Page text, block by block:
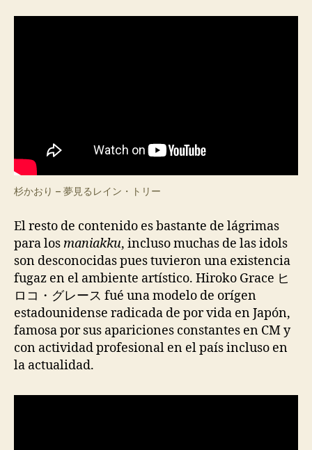
杉かおり – 夢見るレイン・トリー
El resto de contenido es bastante de lágrimas
para losmaniakku, incluso muchas de las idols
son desconocidas pues tuvieron una existencia
fugaz en el ambiente artístico. Hiroko Grace ヒ
ロコ・グレース fué una modelo de orígen
estadounidense radicada de por vida en Japón,
famosa por sus apariciones constantes en CM y
con actividad profesional en el país incluso en
la actualidad.